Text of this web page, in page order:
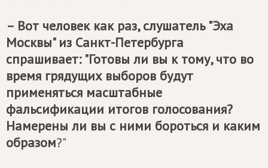
– Вот человек как раз, слушатель "Эха
Москвы" из Санкт-Петербурга
спрашивает: "Готовы ли вы к тому, что во
время грядущих выборов будут
применяться масштабные
фальсификации итогов голосования?
Намерены ли вы с ними бороться и каким
образом?"